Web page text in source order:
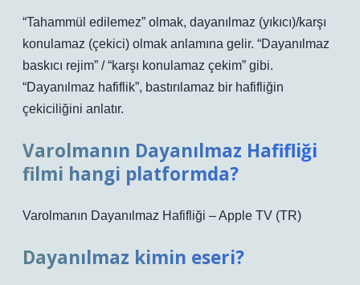
“Tahammül edilemez” olmak, dayanılmaz (yıkıcı)/karşı
konulamaz (çekici) olmak anlamına gelir. “Dayanılmaz
baskıcı rejim” / “karşı konulamaz çekim” gibi.
“Dayanılmaz hafiflik”, bastırılamaz bir hafifliğin
çekiciliğini anlatır.
Varolmanın Dayanılmaz Hafifliği
filmi hangi platformda?
Varolmanın Dayanılmaz Hafifliği – Apple TV (TR)
Dayanılmaz kimin eseri?